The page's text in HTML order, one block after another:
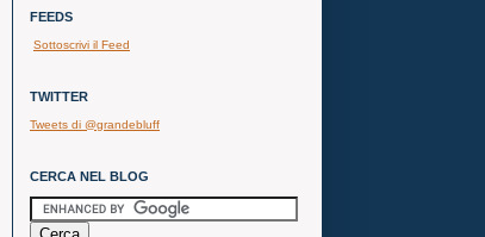
FEEDS
Sottoscrivi il Feed
TWITTER
Tweets di @grandebluff
CERCA NEL BLOG